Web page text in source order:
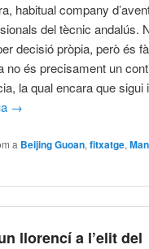
habitual company
del tècnic andalús.
decisió pròpia, però és
no és precisament un
la qual encara que
→
a Beijing Guoan,fitxatge,
llorencí a l’elit del